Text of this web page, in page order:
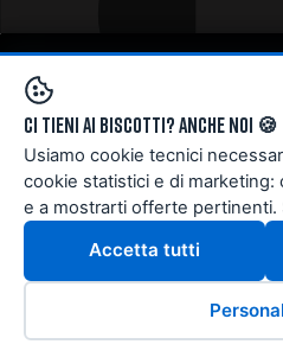
Copyright © 2024
Ci tieni ai biscotti? Anche noi 🍪
Usiamo cookie tecnici
cookie statistici e di marketing:
e a mostrarti offerte pertinenti.
Accetta tutti